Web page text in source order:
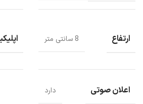
ارتفاع 8 سانتی متر
اعلان صوتی دارد